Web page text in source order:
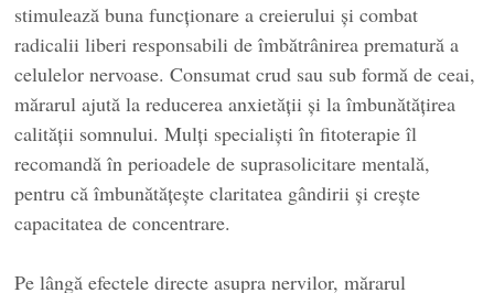
stimulează buna funcționare a creierului și combat
radicalii liberi responsabili de îmbătrânirea prematură a
celulelor nervoase. Consumat crud sau sub formă de ceai,
mărarul ajută la reducerea anxietății și la îmbunătățirea
calității somnului. Mulți specialiști în fitoterapie îl
recomandă în perioadele de suprasolicitare mentală,
pentru că îmbunătățește claritatea gândirii și crește
capacitatea de concentrare.
Pe lângă efectele directe asupra nervilor, mărarul